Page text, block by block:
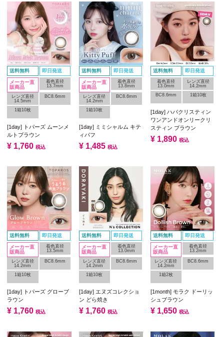
送料無料 即日発送
メーカー直
販商品
着色直径
13.7mm
レンズ直径
14.5mm
BC8.6mm
1箱10枚
[1day] トパーズ ムーンメ
ルトブラウン
¥ 1,760 税込
送料無料 即日発送
メーカー直
販商品
着色直径
13.8mm
レンズ直径
14.2mm
BC8.6mm
1箱10枚
[1day] ミミシャルム キテ
ィパフ
¥ 1,485 税込
送料無料 即日発送
着色直径
13.0mm
レンズ直径
14.2mm
BC8.6mm
1箱10枚
[1day] ハパクリスティン
ワンアンドオンリークリ
スティン ブラウン
¥ 1,890 税込
送料無料 即日発送
メーカー直
販商品
着色直径
13.5mm
レンズ直径
14.2mm
BC8.6mm
1箱10枚
[1day] トパーズ グローブ
ラウン
¥ 1,760 税込
送料無料 即日発送
メーカー直
販商品
着色直径
13.0mm
レンズ直径
14.2mm
BC8.6mm
1箱10枚
[1day] エヌズコレクショ
ン どら焼き
¥ 1,760 税込
送料無料 即日発送
メーカー直
販商品
着色直径
13.2mm
レンズ直径
14.2mm
BC8.6mm
1箱2枚
[1month] モラク ドーリッ
シュブラウン
¥ 1,650 税込